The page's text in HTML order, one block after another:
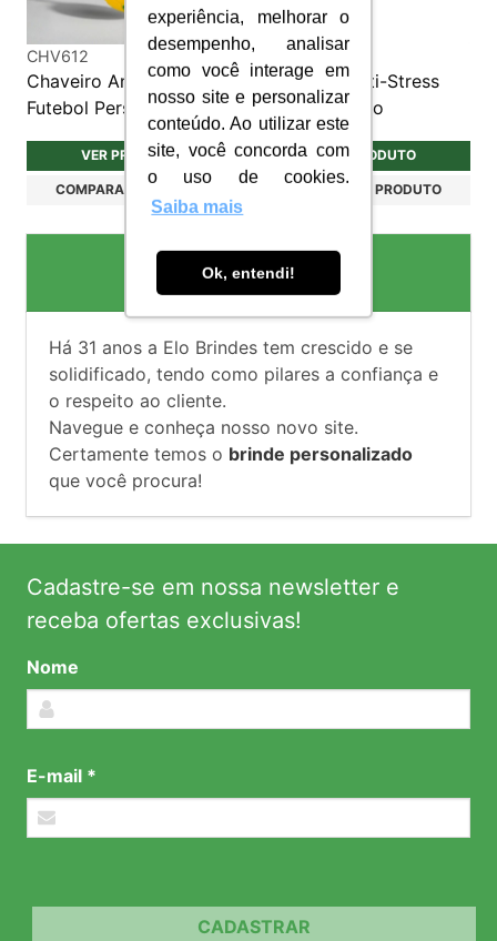
experiência, melhorar o
desempenho, analisar
como você interage em
nosso site e personalizar
conteúdo. Ao utilizar este
site, você concorda com
o uso de cookies.
Saiba mais
Ok, entendi!
CHV612
Chaveiro Anti-Stress
Futebol Personalizado
VER PRODUTO
COMPARAR PRODUTO
CHV610
Chaveiro Anti-Stress
Personalizado
VER PRODUTO
COMPARAR PRODUTO
Brindes Personalizados
Há 31 anos a Elo Brindes tem crescido e se
solidificado, tendo como pilares a confiança e
o respeito ao cliente.
Navegue e conheça nosso novo site.
Certamente temos o brinde personalizado
que você procura!
Cadastre-se em nossa newsletter e
receba ofertas exclusivas!
Nome
E-mail *
CADASTRAR